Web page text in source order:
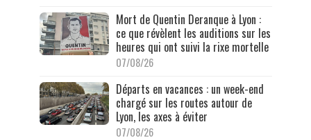
Mort de Quentin Deranque à Lyon :
ce que révèlent les auditions sur les
heures qui ont suivi la rixe mortelle
07/08/26
Départs en vacances : un week-end
chargé sur les routes autour de
Lyon, les axes à éviter
07/08/26